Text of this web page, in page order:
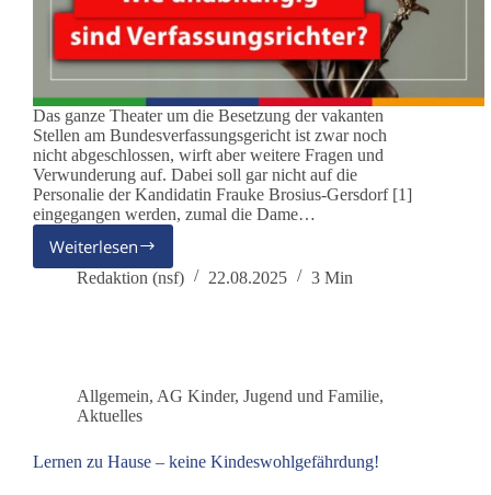
Das ganze Theater um die Besetzung der vakanten
Stellen am Bundesverfassungsgericht ist zwar noch
nicht abgeschlossen, wirft aber weitere Fragen und
Verwunderung auf. Dabei soll gar nicht auf die
Personalie der Kandidatin Frauke Brosius-Gersdorf [1]
eingegangen werden, zumal die Dame…
WeiterlesenVerfassungsrichterwahl
–
was
zu
wäre
Redaktion (nsf) 22.08.2025 3 Min
Allgemein, AG Kinder, Jugend und Familie,
Aktuelles
Lernen zu Hause – keine Kindeswohlgefährdung!